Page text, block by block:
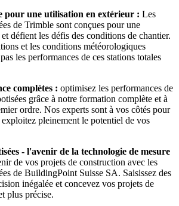
pour une utilisation en extérieur : Les
de Trimble sont conçues pour une
défient les défis des conditions de chantier.
et les conditions météorologiques
les performances de ces stations totales
complètes : optimisez les performances de
grâce à notre formation complète et à
ordre. Nos experts sont à vos côtés pour
pleinement le potentiel de vos
- l'avenir de la technologie de mesure
de vos projets de construction avec les
de BuildingPoint Suisse SA. Saisissez des
inégalée et concevez vos projets de
plus précise.